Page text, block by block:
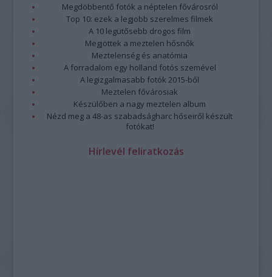
Megdöbbentő fotók a néptelen fővárosról
Top 10: ezek a legjobb szerelmes filmek
A 10 legütősebb drogos film
Megjöttek a meztelen hősnők
Meztelenség és anatómia
A forradalom egy holland fotós szemével
A legizgalmasabb fotók 2015-ből
Meztelen fővárosiak
Készülőben a nagy meztelen album
Nézd meg a 48-as szabadságharc hőseiről készült
fotókat!
Hírlevél feliratkozás